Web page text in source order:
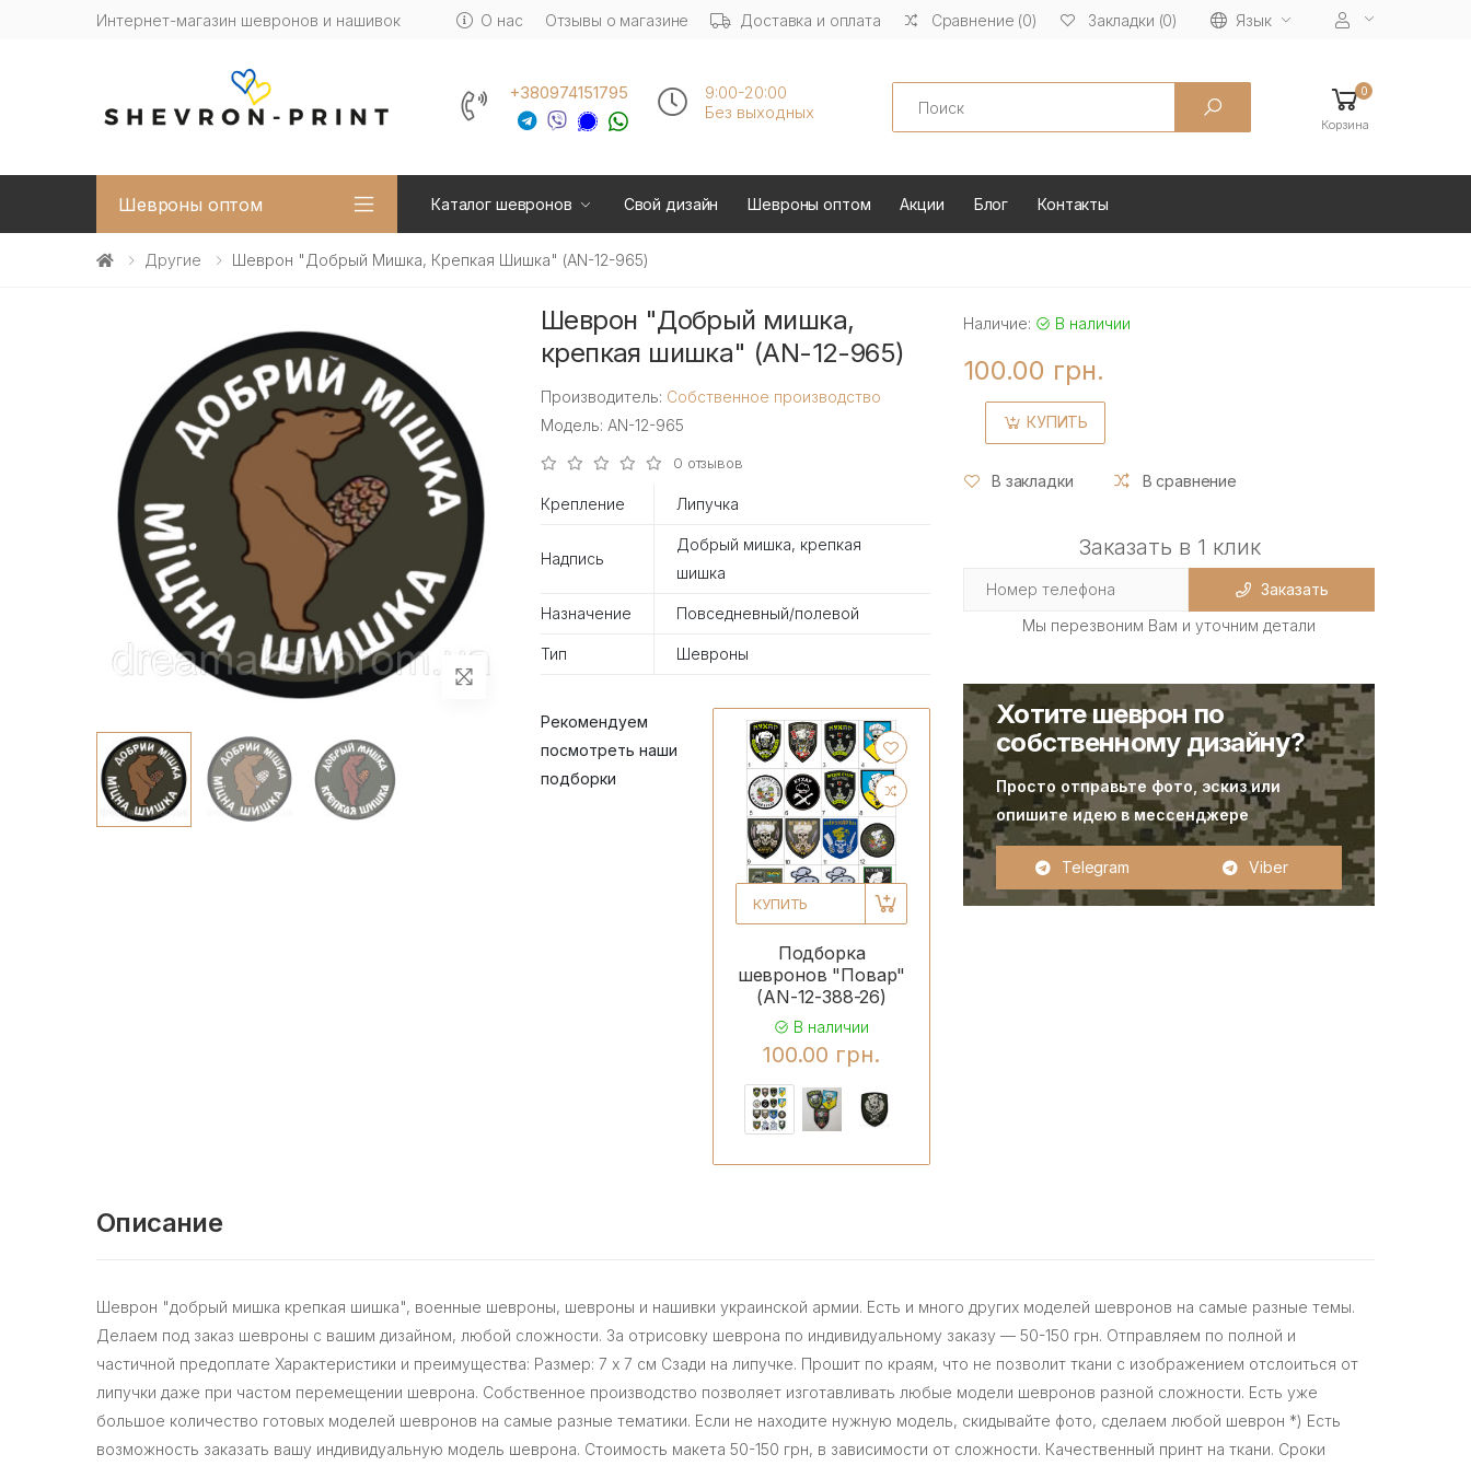
Интернет-магазин шевронов и нашивок О нас Отзывы о магазине Доставка и оплата Сравнение (0) Закладки (0) Язык
+380974151795
9:00-20:00
Без выходных
Search 0
Корзина
Шевроны оптом Каталог шевронов Свой дизайн Шевроны оптом Акции Блог Контакты
Другие Шеврон "Добрый Мишка, Крепкая Шишка" (AN-12-965)
Шеврон "Добрый мишка,
крепкая шишка" (AN-12-965)
Производитель: Собственное производство
Модель: AN-12-965
0 отзывов
Крепление Липучка
Надпись
Добрый мишка, крепкая
шишка
Назначение Повседневный/полевой
Тип Шевроны
Рекомендуем
посмотреть наши
подборки
КУПИТЬ
Подборка
шевронов "Повар"
(AN-12-388-26)
В наличии
100.00 грн.
Наличие: В наличии
100.00 грн.
КУПИТЬ
В закладки В сравнение
Заказать в 1 клик
Заказать
Мы перезвоним Вам и уточним детали
Хотите шеврон по
собственному дизайну?
Просто отправьте фото, эскиз или
опишите идею в мессенджере
Telegram Viber
Описание
Шеврон "добрый мишка крепкая шишка", военные шевроны, шевроны и нашивки украинской армии. Есть и много других моделей шевронов на самые разные темы.
Делаем под заказ шевроны с вашим дизайном, любой сложности. За отрисовку шеврона по индивидуальному заказу — 50-150 грн. Отправляем по полной и
частичной предоплате Характеристики и преимущества: Размер: 7 х 7 см Сзади на липучке. Прошит по краям, что не позволит ткани с изображением отслоиться от
липучки даже при частом перемещении шеврона. Собственное производство позволяет изготавливать любые модели шевронов разной сложности. Есть уже
большое количество готовых моделей шевронов на самые разные тематики. Если не находите нужную модель, скидывайте фото, сделаем любой шеврон *) Есть
возможность заказать вашу индивидуальную модель шеврона. Стоимость макета 50-150 грн, в зависимости от сложности. Качественный принт на ткани. Сроки